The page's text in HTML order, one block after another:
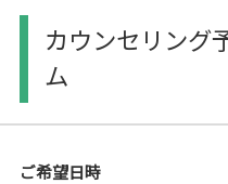
カウンセリング
ム
ご希望日時